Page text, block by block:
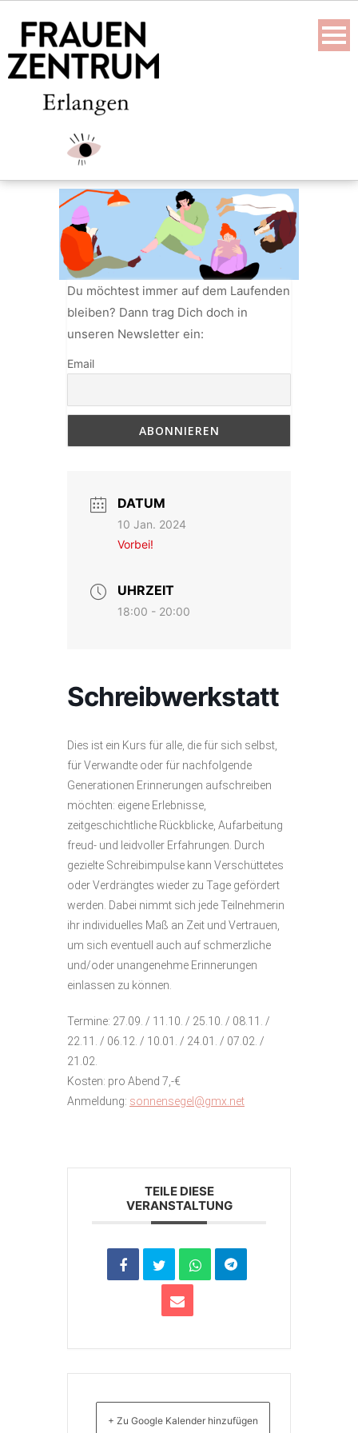
content
Du möchtest immer auf dem Laufenden
bleiben? Dann trag Dich doch in
unseren Newsletter ein:
Email
DATUM
10 Jan. 2024
Vorbei!
UHRZEIT
18:00 - 20:00
Schreibwerkstatt
Dies ist ein Kurs für alle, die für sich selbst,
für Verwandte oder für nachfolgende
Generationen Erinnerungen aufschreiben
möchten: eigene Erlebnisse,
zeitgeschichtliche Rückblicke, Aufarbeitung
freud- und leidvoller Erfahrungen. Durch
gezielte Schreibimpulse kann Verschüttetes
oder Verdrängtes wieder zu Tage gefördert
werden. Dabei nimmt sich jede Teilnehmerin
ihr individuelles Maß an Zeit und Vertrauen,
um sich eventuell auch auf schmerzliche
und/oder unangenehme Erinnerungen
einlassen zu können.
Termine: 27.09. / 11.10. / 25.10. / 08.11. /
22.11. / 06.12. / 10.01. / 24.01. / 07.02. /
21.02.
Kosten: pro Abend 7,-€
Anmeldung: sonnensegel@gmx.net
TEILE DIESE
VERANSTALTUNG
+ Zu Google Kalender hinzufügen